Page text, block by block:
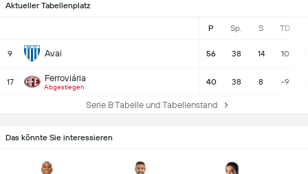
Aktueller Tabellenplatz
P Sp. S TD
9 Avai 56 38 14 10
17 Ferroviária
Abgestiegen
40 38 8 -9
Serie B Tabelle und Tabellenstand
Das könnte Sie interessieren